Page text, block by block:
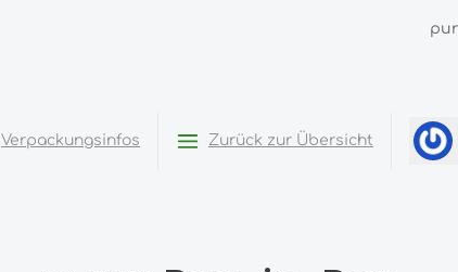
Verpackungsinfos Zurück zur Übersicht